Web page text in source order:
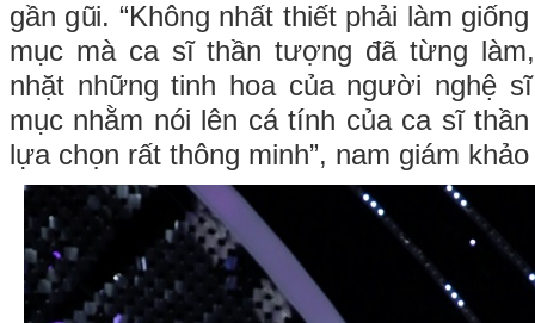
gần gũi. “Không nhất thiết phải làm
mục mà ca sĩ thần tượng đã từng
nhặt những tinh hoa của người nghệ
mục nhằm nói lên cá tính của ca sĩ
lựa chọn rất thông minh”, nam giám